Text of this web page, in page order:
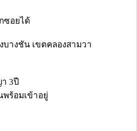
ซอยได้
างชัน เขตคลองสามวา
3ปี
ร้อมเข้าอยู่